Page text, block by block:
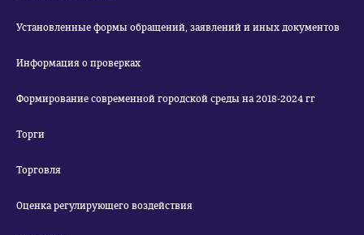
Установленные формы обращений, заявлений и иных документов
Информация о проверках
Формирование современной городской среды на 2018-2024 гг
Торги
Торговля
Оценка регулирующего воздействия